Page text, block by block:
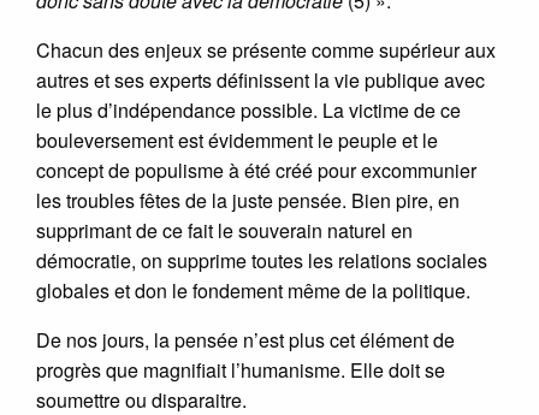
Chacun des enjeux se présente comme supérieur aux
autres et ses experts définissent la vie publique avec
le plus d’indépendance possible. La victime de ce
bouleversement est évidemment le peuple et le
concept de populisme à été créé pour excommunier
les troubles fêtes de la juste pensée. Bien pire, en
supprimant de ce fait le souverain naturel en
démocratie, on supprime toutes les relations sociales
globales et don le fondement même de la politique.
De nos jours, la pensée n’est plus cet élément de
progrès que magnifiait l’humanisme. Elle doit se
soumettre ou disparaitre.